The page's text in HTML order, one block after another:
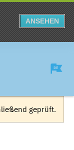
ANSEHEN
geprüft.